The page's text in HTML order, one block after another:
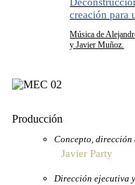
creación para
Música de
y Javier Muñoz.
Producción
Concepto,
Javier Party
Dirección ejecutiva